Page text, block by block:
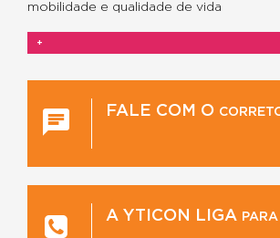
mobilidade e qualidade de vida
+
FALE COM O
A YTICON LIGA